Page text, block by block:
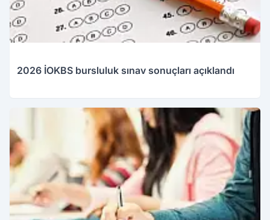
2026 İOKBS bursluluk sınav sonuçları açıklandı